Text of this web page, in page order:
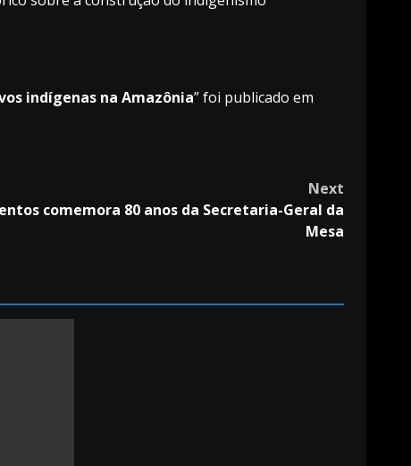
indígenas na Amazônia” foi publicado em
Next
comemora 80 anos da Secretaria-Geral da
Mesa